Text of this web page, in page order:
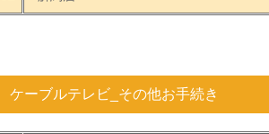
ケーブルテレビ_その他お手続き